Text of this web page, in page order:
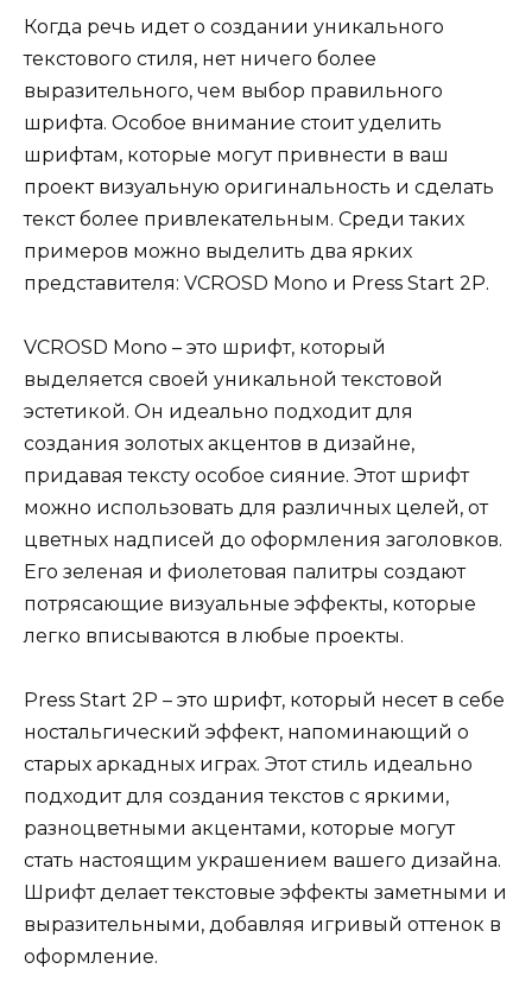
Когда речь идет о создании уникального
текстового стиля, нет ничего более
выразительного, чем выбор правильного
шрифта. Особое внимание стоит уделить
шрифтам, которые могут привнести в ваш
проект визуальную оригинальность и сделать
текст более привлекательным. Среди таких
примеров можно выделить два ярких
представителя: VCROSD Mono и Press Start 2P.
VCROSD Mono – это шрифт, который
выделяется своей уникальной текстовой
эстетикой. Он идеально подходит для
создания золотых акцентов в дизайне,
придавая тексту особое сияние. Этот шрифт
можно использовать для различных целей, от
цветных надписей до оформления заголовков.
Его зеленая и фиолетовая палитры создают
потрясающие визуальные эффекты, которые
легко вписываются в любые проекты.
Press Start 2P – это шрифт, который несет в себе
ностальгический эффект, напоминающий о
старых аркадных играх. Этот стиль идеально
подходит для создания текстов с яркими,
разноцветными акцентами, которые могут
стать настоящим украшением вашего дизайна.
Шрифт делает текстовые эффекты заметными и
выразительными, добавляя игривый оттенок в
оформление.